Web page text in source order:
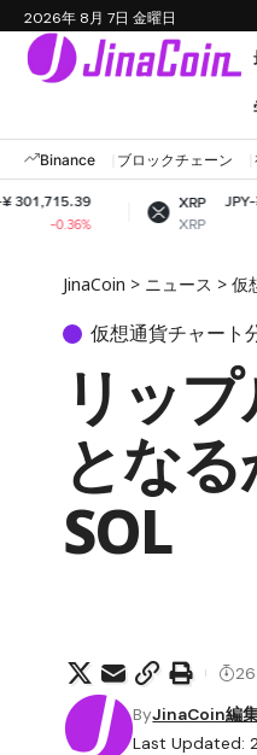
2026年 8月 7日 金曜日
Binance ブロックチェーン
JPY-¥ 164.15
-2.64%
JinaCoin > ニュース > 仮
仮想通貨チャート
リッ
とな
SOL
Last Updated:
ByJinaCoin編